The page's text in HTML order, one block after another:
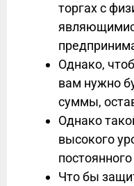
торгах с
Однако,
вам нужно
суммы,
Однако
высокого
Что бы